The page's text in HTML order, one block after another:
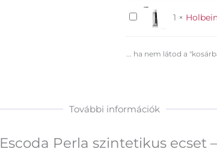
tisztító
12ml
Holbein
akvarellfesték
Indigo
1 ×
... ha nem látod a
További információk
Escoda Perla szintetikus ecset